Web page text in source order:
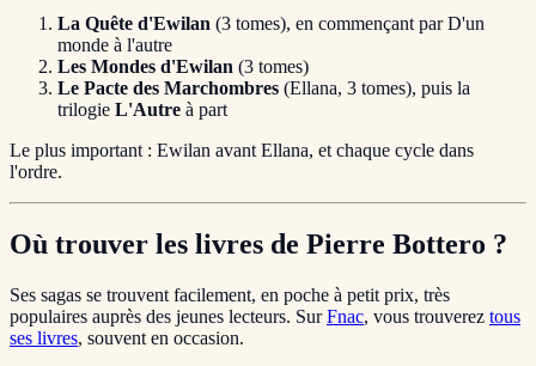
La Quête d'Ewilan (3 tomes), en commençant par D'un
monde à l'autre
Les Mondes d'Ewilan (3 tomes)
Le Pacte des Marchombres (Ellana, 3 tomes), puis la
trilogie L'Autre à part
Le plus important : Ewilan avant Ellana, et chaque cycle dans
l'ordre.
Où trouver les livres de Pierre Bottero ?
Ses sagas se trouvent facilement, en poche à petit prix, très
populaires auprès des jeunes lecteurs. SurFnac, vous trouverez tous
ses livres, souvent en occasion.